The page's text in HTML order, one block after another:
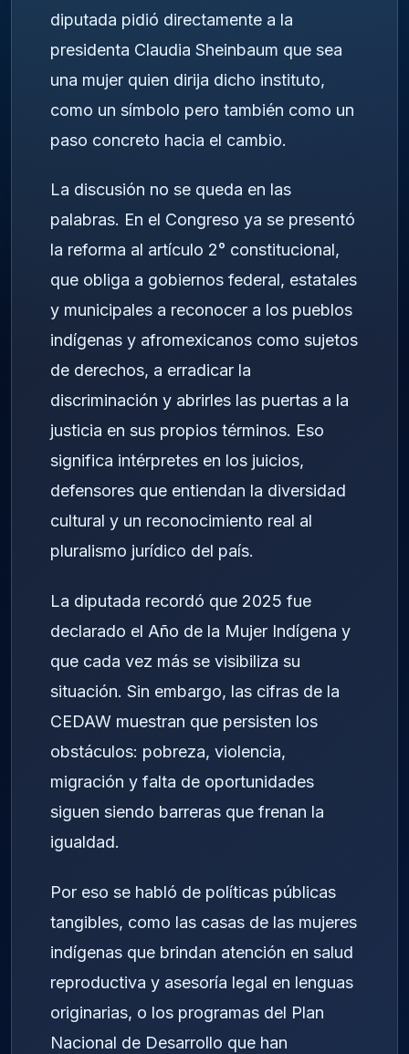
diputada pidió directamente a la
presidenta Claudia Sheinbaum que sea
una mujer quien dirija dicho instituto,
como un símbolo pero también como un
paso concreto hacia el cambio.
La discusión no se queda en las
palabras. En el Congreso ya se presentó
la reforma al artículo 2° constitucional,
que obliga a gobiernos federal, estatales
y municipales a reconocer a los pueblos
indígenas y afromexicanos como sujetos
de derechos, a erradicar la
discriminación y abrirles las puertas a la
justicia en sus propios términos. Eso
significa intérpretes en los juicios,
defensores que entiendan la diversidad
cultural y un reconocimiento real al
pluralismo jurídico del país.
La diputada recordó que 2025 fue
declarado el Año de la Mujer Indígena y
que cada vez más se visibiliza su
situación. Sin embargo, las cifras de la
CEDAW muestran que persisten los
obstáculos: pobreza, violencia,
migración y falta de oportunidades
siguen siendo barreras que frenan la
igualdad.
Por eso se habló de políticas públicas
tangibles, como las casas de las mujeres
indígenas que brindan atención en salud
reproductiva y asesoría legal en lenguas
originarias, o los programas del Plan
Nacional de Desarrollo que han